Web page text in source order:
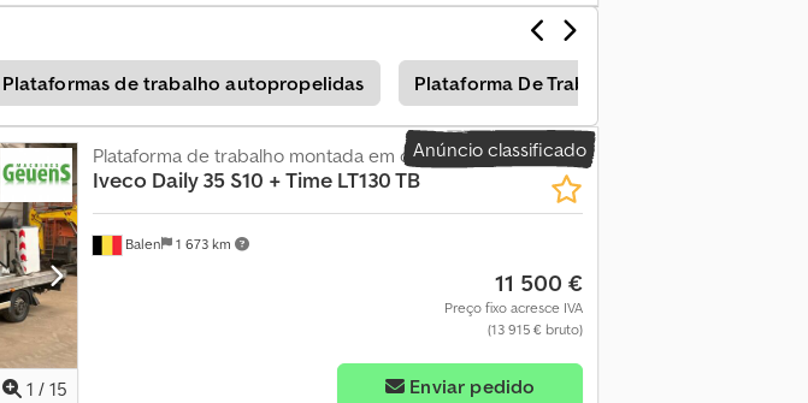
+
9
2
0
1
8
5
9
5
Plataformas de trabalho autopropelidas Plataforma De Trabalho
Anúncio classificado
1 / 15
Balen 1 673 km
Plataforma de trabalho montada em camião
Iveco Daily 35 S10 + Time LT130 TB
11 500 €
Preço fixo acresce IVA
(13 915 € bruto)
Enviar pedido